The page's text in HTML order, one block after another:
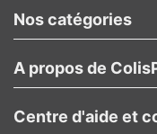
Nos catégories
A propos de
Centre d'aide et